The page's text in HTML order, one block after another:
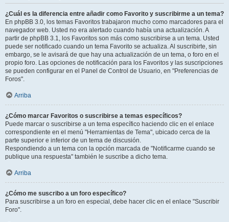
¿Cuál es la diferencia entre añadir como Favorito y suscribirme a un tema?
En phpBB 3.0, los temas Favoritos trabajaron mucho como marcadores para el
navegador web. Usted no era alertado cuando había una actualización. A
partir de phpBB 3.1, los Favoritos son más como suscribirse a un tema. Usted
puede ser notificado cuando un tema Favorito se actualiza. Al suscribirte, sin
embargo, se le avisará de que hay una actualización de un tema, o foro en el
propio foro. Las opciones de notificación para los Favoritos y las suscripciones
se pueden configurar en el Panel de Control de Usuario, en "Preferencias de
Foros".
Arriba
¿Cómo marcar Favoritos o suscribirse a temas específicos?
Puede marcar o suscribirse a un tema específico haciendo clic en el enlace
correspondiente en el menú "Herramientas de Tema", ubicado cerca de la
parte superior e inferior de un tema de discusión.
Respondiendo a un tema con la opción marcada de "Notificarme cuando se
publique una respuesta" también le suscribe a dicho tema.
Arriba
¿Cómo me suscribo a un foro específico?
Para suscribirse a un foro en especial, debe hacer clic en el enlace "Suscribir
Foro".